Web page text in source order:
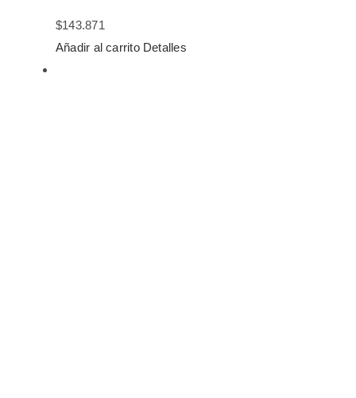
$143.871
Añadir al carrito Detalles